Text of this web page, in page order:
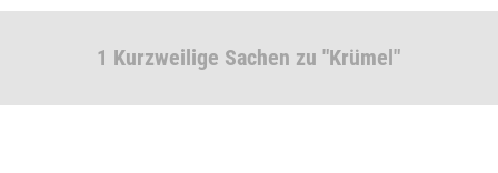
1 Kurzweilige Sachen zu "Krümel"